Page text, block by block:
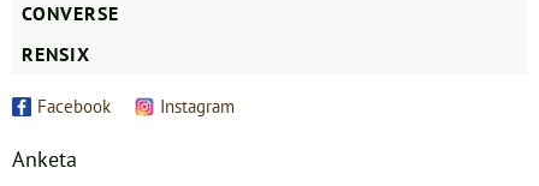
CONVERSE
RENSIX
Facebook Instagram
Anketa